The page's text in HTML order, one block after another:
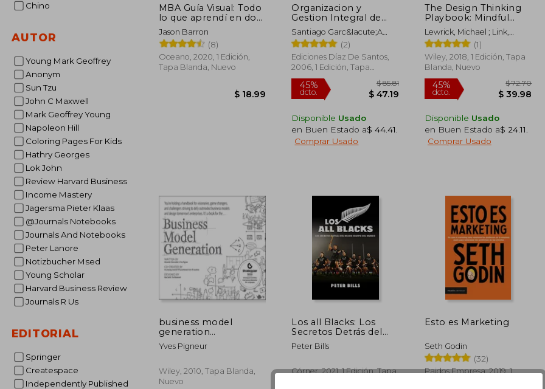
Chino
AUTOR
Young Mark Geoffrey
Anonym
Sun Tzu
John C Maxwell
Mark Geoffrey Young
Napoleon Hill
Coloring Pages For Kids
Hathry Georges
Lok John
Review Harvard Business
Income Mastery
Jagersma Pieter Klaas
@Journals Notebooks
Journals And Notebooks
Peter Lanore
Notizbucher Msed
Young Scholar
Harvard Business Review
Journals R Us
EDITORIAL
Springer
Createspace
Independently Published
MBA Guía Visual: Todo
lo que aprendí en dos
años en la escuela de
negocios
Jason Barron
(8)
Oceano, 2020, 1 Edición,
Tapa Blanda, Nuevo
$ 18.99
Organizacion y
Gestion Integral de
Mantenimiento
Santiago Garc&Iacute;A
Garrido
(2)
Ediciones Díaz De Santos,
2006, 1 Edición, Tapa
Blanda, Nuevo
45%
Disponible Usado
en Buen Estado a$ 44.41
Comprar Usado
The Design Thinking
Playbook: Mindful
Digital Transformation
of Teams, Products,
Services, Businesses
and Ecosystems (en
Inglés)
Lewrick, Michael ; Link,
Patrick ; Leifer, Larry
(1)
Wiley, 2018, 1 Edición, Tapa
Blanda, Nuevo
45%
dcto.
Disponible Usado
en Buen Estado a$ 24.11
Comprar Usado
business model
generation
(generación modelos
de negocio, inglés) (en
Yves Pigneur
Wiley, 2010, Tapa Blanda,
Nuevo
Los all Blacks: Los
Secretos Detrás del
Mejor Equipo del
Mundo
Peter Bills
Córner, 2021, 1 Edición, Tapa
Esto es Marketing
Seth Godin
(32)
Paidos Empresa, 2019, 1